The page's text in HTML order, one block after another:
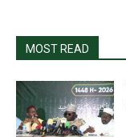
MOST READ